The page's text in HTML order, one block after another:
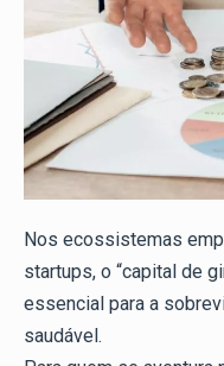
Nos ecossistemas
startups, o “capital de
essencial para a
saudável.